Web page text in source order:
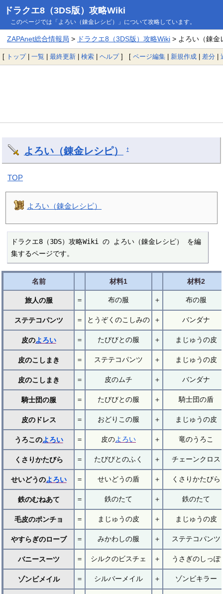
ドラクエ8（3DS版）攻略Wiki
このページでは「よろい（錬金レシピ）」について攻略しています。
ZAPAnet総合情報局 > ドラクエ8（3DS版）攻略Wiki> よろい（錬金
[ トップ| 一覧 | 最終更新 | 検索 | ヘルプ] [ ページ編集 | 新規作成 | 差分 |
よろい（錬金レシピ） †
TOP
よろい（錬金レシピ）
ドラクエ8（3DS）攻略Wiki の よろい（錬金レシピ） を編
集するページです。
名前 材料1 材料2
旅人の服 ＝ 布の服 ＋ 布の服
ステテコパンツ ＝ とうぞくのこしみの ＋ バンダナ
皮のよろい ＝ たびびとの服 ＋ まじゅうの皮
皮のこしまき ＝ ステテコパンツ ＋ まじゅうの皮
皮のこしまき ＝ 皮のムチ ＋ バンダナ
騎士団の服 ＝ たびびとの服 ＋ 騎士団の盾
皮のドレス ＝ おどりこの服 ＋ まじゅうの皮
うろこのよろい ＝ 皮のよろい ＋ 竜のうろこ
くさりかたびら ＝ たびびとのふく ＋ チェーンクロス
せいどうのよろい ＝ せいどうの盾 ＋ くさりかたびら
鉄のむねあて ＝ 鉄のたて ＋ 鉄のたて
毛皮のポンチョ ＝ まじゅうの皮 ＋ まじゅうの皮
やすらぎのローブ ＝ みかわしの服 ＋ ステテコパンツ
バニースーツ ＝ シルクのビスチェ ＋ うさぎのしっぽ
ゾンビメイル ＝ シルバーメイル ＋ ゾンビキラー